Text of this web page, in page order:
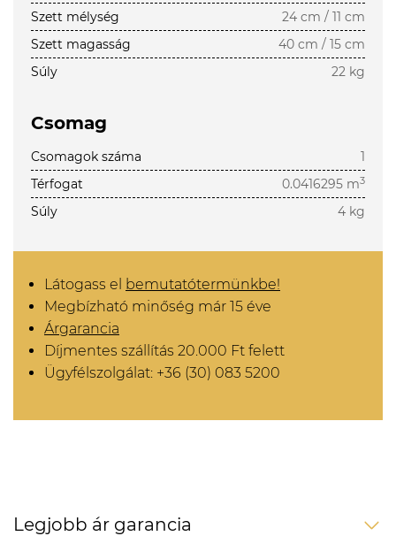
Szett mélység
24 cm / 11 cm
Szett magasság
40 cm / 15 cm
Súly
22 kg
Csomag
Csomagok száma
1
Térfogat
0.0416295 m3
Súly 4 kg
Látogass el bemutatótermünkbe!
Megbízható minőség már 15 éve
Árgarancia
Díjmentes szállítás 20.000 Ft felett
Ügyfélszolgálat: +36 (30) 083 5200
Legjobb ár garancia